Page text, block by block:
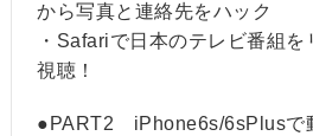
から写真と連絡先をハック
・Safariで日本のテレビ番組
視聴！
●PART2 iPhone6s/6sPlusで